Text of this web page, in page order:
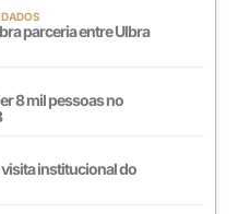
parceria entre Ulbra
8 mil pessoas no
institucional do